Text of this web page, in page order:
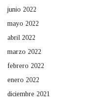
junio 2022
mayo 2022
abril 2022
marzo 2022
febrero 2022
enero 2022
diciembre 2021